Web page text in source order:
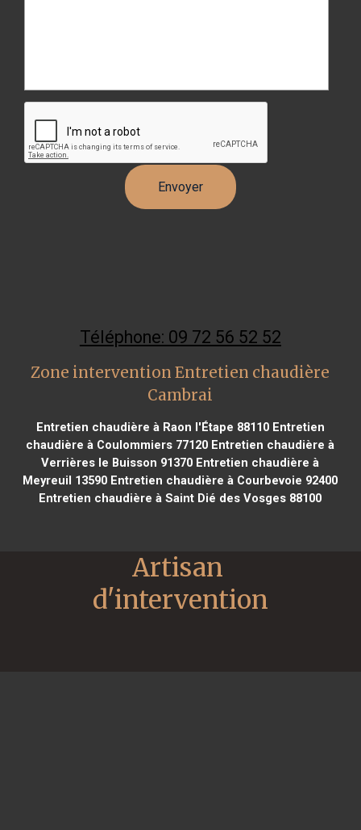
Téléphone: 09 72 56 52 52
Zone intervention Entretien chaudière
Cambrai
Entretien chaudière à Raon l'Étape 88110Entretien
chaudière à Coulommiers 77120 Entretien chaudière à
Verrières le Buisson 91370 Entretien chaudière à
Meyreuil 13590 Entretien chaudière à Courbevoie 92400
Entretien chaudière à Saint Dié des Vosges 88100
Artisan
d'intervention